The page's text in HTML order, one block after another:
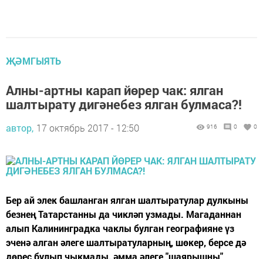
ҖӘМГЫЯТЬ
Алны-артны карап йөрер чак: ялган
шалтырату дигәнебез ялган булмаса?!
автор, 17 октябрь 2017 - 12:50 916 0 0
Бер ай элек башланган ялган шалтыратулар дулкыны
безнең Татарстанны да чикләп узмады. Магаданнан
алып Калининградка чаклы булган географияне үз
эченә алган әлеге шалтыратуларның, шөкер, берсе дә
дөрес булып чыкмады, әмма әлеге "шаярышны"